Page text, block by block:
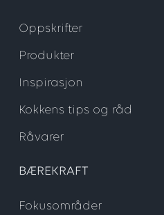
Oppskrifter
Produkter
Inspirasjon
Kokkens tips og råd
Råvarer
BÆREKRAFT
Fokusområder